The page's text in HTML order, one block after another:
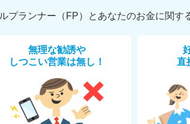
プランナー（FP）とあなたのお金に関す
無理な勧誘や
しつこい営業は無し！
直